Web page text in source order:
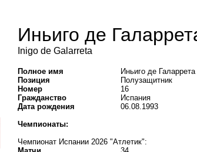
Иньиго де
Inigo de Galarreta
Полное имя
Иньиго де Галаррета
Позиция
Полузащитник
Номер
16
Гражданство
Испания
Дата рождения
06.08.1993
Чемпионаты:
Чемпионат Испании 2026 "Атлетик":